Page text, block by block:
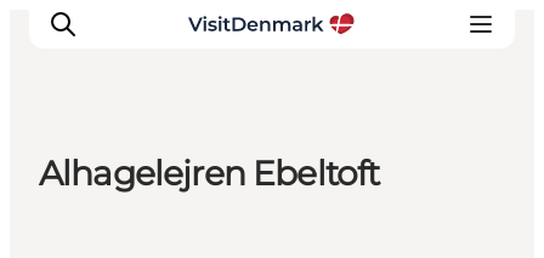
Alhagelejren Ebeltoft